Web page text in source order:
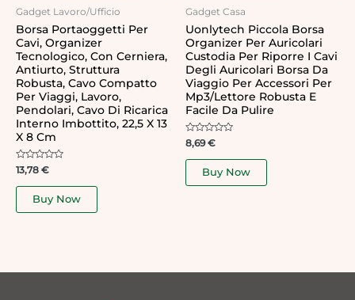
Gadget Lavoro/Ufficio
Borsa Portaoggetti Per
Cavi, Organizer
Tecnologico, Con Cerniera,
Antiurto, Struttura
Robusta, Cavo Compatto
Per Viaggi, Lavoro,
Pendolari, Cavo Di Ricarica
Interno Imbottito, 22,5 X 13
X 8 Cm
Rated
0
out
13,78 €
Buy Now
Gadget Casa
Uonlytech Piccola Borsa
Organizer Per Auricolari
Custodia Per Riporre I Cavi
Degli Auricolari Borsa Da
Viaggio Per Accessori Per
Mp3/lettore Robusta E
Facile Da Pulire
Rated
0
out
8,69€
Buy Now